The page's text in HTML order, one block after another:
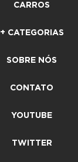
CARROS
+ CATEGORIAS
SOBRE NÓS
CONTATO
YOUTUBE
TWITTER